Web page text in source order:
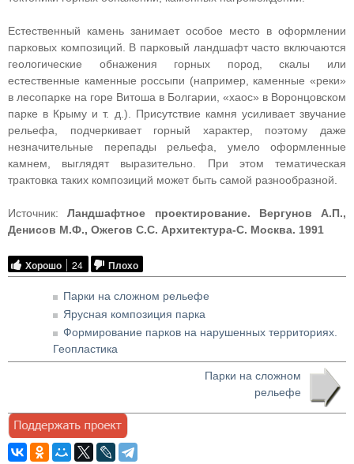
Естественный камень занимает особое место в оформлении
парковых композиций. В парковый ландшафт часто включаются
геологические обнажения горных пород, скалы или
естественные каменные россыпи (например, каменные «реки»
в лесопарке на горе Витоша в Болгарии, «хаос» в Воронцовском
парке в Крыму и т. д.). Присутствие камня усиливает звучание
рельефа, подчеркивает горный характер, поэтому даже
незначительные перепады рельефа, умело оформленные
камнем, выглядят выразительно. При этом тематическая
трактовка таких композиций может быть самой разнообразной.
Источник:Ландшафтное проектирование. Вергунов А.П.,
Денисов М.Ф., Ожегов С.С. Архитектура-С. Москва. 1991
Хорошо 24 Плохо
Парки на сложном рельефе
Ярусная композиция парка
Формирование парков на нарушенных территориях.
Геопластика
Парки на сложном
рельефе